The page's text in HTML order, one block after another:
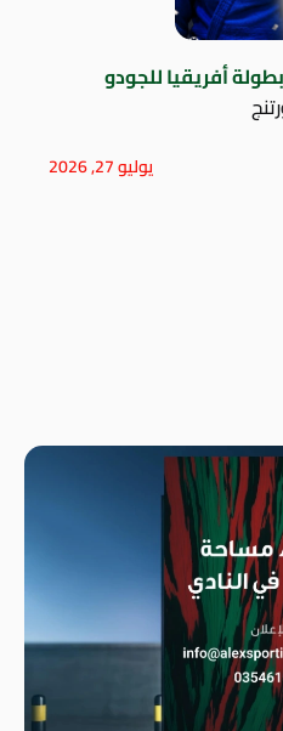
أفريقيا للجودو
يوليو 27, 2026